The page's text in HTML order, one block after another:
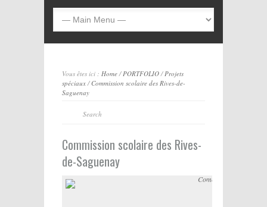
Vous êtes ici : Home/PORTFOLIO/Projets
spéciaux/Commission scolaire des Rives-de-
Saguenay
Commission scolaire des Rives-
de-Saguenay